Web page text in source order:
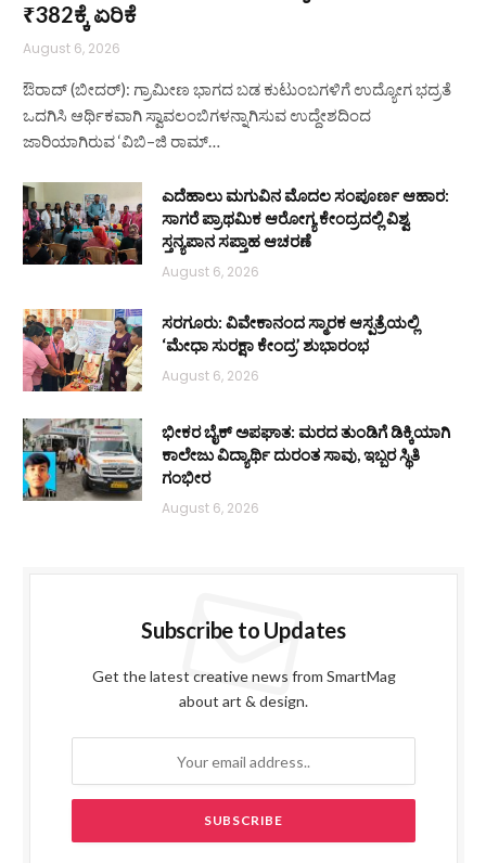
₹382ಕ್ಕೆ ಏರಿಕೆ
August 6, 2026
ಔರಾದ್ (ಬೀದರ್): ಗ್ರಾಮೀಣ ಭಾಗದ ಬಡ ಕುಟುಂಬಗಳಿಗೆ ಉದ್ಯೋಗ ಭದ್ರತೆ
ಒದಗಿಸಿ ಆರ್ಥಿಕವಾಗಿ ಸ್ವಾವಲಂಬಿಗಳನ್ನಾಗಿಸುವ ಉದ್ದೇಶದಿಂದ
ಜಾರಿಯಾಗಿರುವ ‘ವಿಬಿ–ಜಿ ರಾಮ್…
ಎದೆಹಾಲು ಮಗುವಿನ ಮೊದಲ ಸಂಪೂರ್ಣ ಆಹಾರ:
ಸಾಗರೆ ಪ್ರಾಥಮಿಕ ಆರೋಗ್ಯ ಕೇಂದ್ರದಲ್ಲಿ ವಿಶ್ವ
ಸ್ತನ್ಯಪಾನ ಸಪ್ತಾಹ ಆಚರಣೆ
August 6, 2026
ಸರಗೂರು: ವಿವೇಕಾನಂದ ಸ್ಮಾರಕ ಆಸ್ಪತ್ರೆಯಲ್ಲಿ
‘ಮೇಧಾ ಸುರಕ್ಷಾ ಕೇಂದ್ರ’ ಶುಭಾರಂಭ
August 6, 2026
ಭೀಕರ ಬೈಕ್ ಅಪಘಾತ: ಮರದ ತುಂಡಿಗೆ ಡಿಕ್ಕಿಯಾಗಿ
ಕಾಲೇಜು ವಿದ್ಯಾರ್ಥಿ ದುರಂತ ಸಾವು, ಇಬ್ಬರ ಸ್ಥಿತಿ
ಗಂಭೀರ
August 6, 2026
Subscribe to Updates
Get the latest creative news from SmartMag
about art & design.